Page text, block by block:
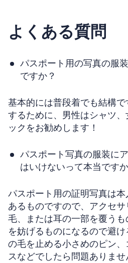
よくある質問
パスポート用の写真の服
ですか？
基本的には普段着でも結構で
するために、男性はシャツ
ックをお勧めします！
パスポート写真の服装に
はいけないって本当です
パスポート用の証明写真は
あるものですので、アクセ
毛、または耳の一部を覆う
を妨げるものになるので避
の毛を止める小さめのピン
スなどでしたら問題ありませ